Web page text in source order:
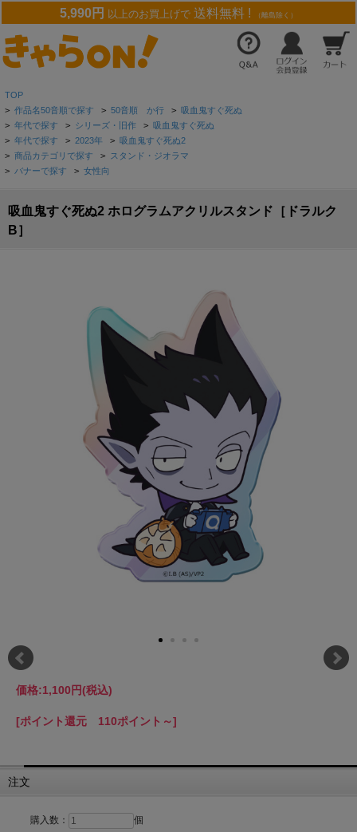
5,990円 以上のお買上げで 送料無料 ! （離島除く）
TOP
> 作品名50音順で探す > 50音順 か行 > 吸血鬼すぐ死ぬ
> 年代で探す > シリーズ・旧作 > 吸血鬼すぐ死ぬ
> 年代で探す > 2023年 > 吸血鬼すぐ死ぬ2
> 商品カテゴリで探す > スタンド・ジオラマ
> バナーで探す > 女性向
吸血鬼すぐ死ぬ2 ホログラムアクリルスタンド［ドラルク
B］
価格:1,100円(税込)
[ポイント還元 110ポイント～]
注文
購入数： 個